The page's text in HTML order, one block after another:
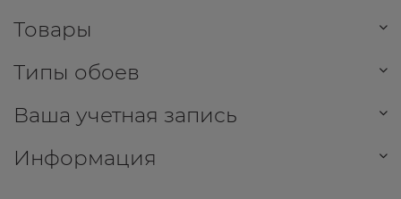
Товары
Типы обоев
Ваша учетная запись
Информация